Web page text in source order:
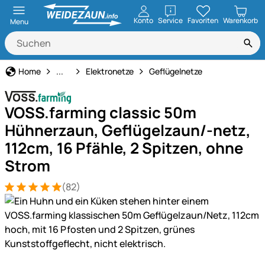
Menu Konto ServiceöffnenFavoriten Warenkorb
Home Weidezaun
... Elektronetze Geflügelnetze
VOSS.farming classic 50m
Hühnerzaun, Geflügelzaun/-netz,
112cm, 16 Pfähle, 2 Spitzen, ohne
Strom
Bewertung: 5 von 5 (82 Bewertungen)
82 Bewertungen
(82)
Produktgalerie